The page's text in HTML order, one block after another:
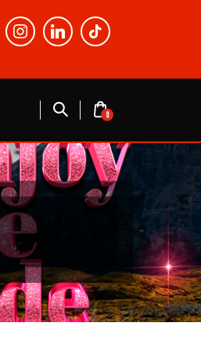
instagramlinkedin tiktok
0